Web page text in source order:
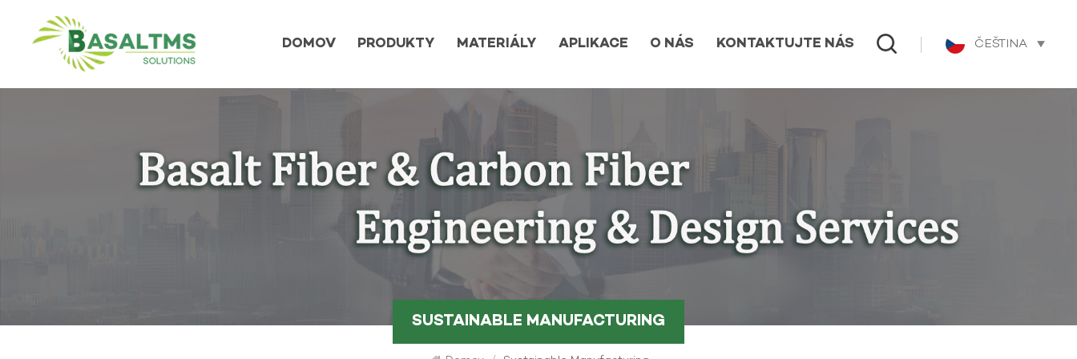
DOMOV PRODUKTY MATERIÁLY APLIKACE O NÁS KONTAKTUJTE NÁS ČEŠTINA
SUSTAINABLE MANUFACTURING